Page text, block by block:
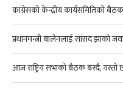
कांग्रेसको केन्द्रीय कार्यसमितिको
प्रधानमन्त्री बालेनलाई सांसद झाको
आज राष्ट्रिय सभाको बैठक बस्दै, यस्तो